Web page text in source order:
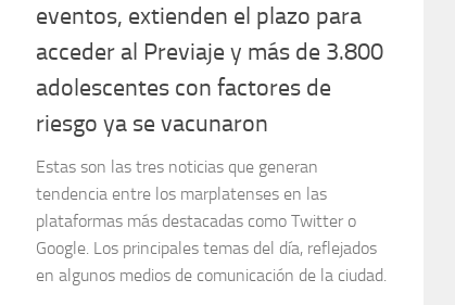
eventos, extienden el plazo para
acceder al Previaje y más de 3.800
adolescentes con factores de
riesgo ya se vacunaron
Estas son las tres noticias que generan
tendencia entre los marplatenses en las
plataformas más destacadas como Twitter o
Google. Los principales temas del día, reflejados
en algunos medios de comunicación de la ciudad.